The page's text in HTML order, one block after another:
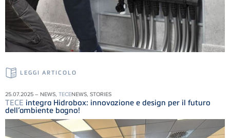
LEGGI ARTICOLO
25.07.2025 – NEWS, TECENEWS, STORIES
TECE integra Hidrobox: innovazione e design per il futuro
dell’ambiente bagno!